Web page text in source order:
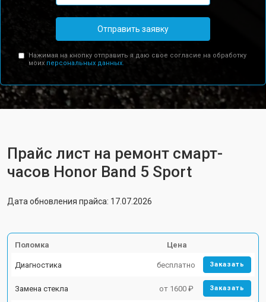
Отправить заявку
Нажимая на кнопку отправить я даю свое согласие на обработку
моих персональных данных.
Прайс лист на ремонт смарт-
часов Honor Band 5 Sport
Дата обновления прайса: 17.07.2026
Поломка Цена
Диагностика бесплатно Заказать
Замена стекла от 1600 ₽ Заказать